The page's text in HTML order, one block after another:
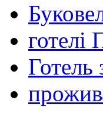
готелі
Готель